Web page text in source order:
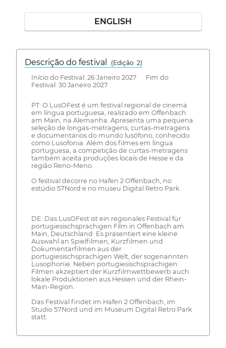
ENGLISH
Descrição do festival
(Edição: 2)
Início do Festival: 26 Janeiro 2027 Fim do
Festival: 30 Janeiro 2027
PT: O LusOFest é um festival regional de cinema
em língua portuguesa, realizado em Offenbach
am Main, na Alemanha. Apresenta uma pequena
seleção de longas-metragens, curtas-metragens
e documentários do mundo lusófono, conhecido
como Lusofonia. Além dos filmes em língua
portuguesa, a competição de curtas-metragens
também aceita produções locais de Hesse e da
região Reno-Meno.
O festival decorre no Hafen 2 Offenbach, no
estúdio 57Nord e no museu Digital Retro Park.
DE: Das LusOFest ist ein regionales Festival für
portugiesischsprachigen Film in Offenbach am
Main, Deutschland. Es präsentiert eine kleine
Auswahl an Spielfilmen, Kurzfilmen und
Dokumentarfilmen aus der
portugiesischsprachigen Welt, der sogenannten
Lusophonie. Neben portugiesischsprachigen
Filmen akzeptiert der Kurzfilmwettbewerb auch
lokale Produktionen aus Hessen und der Rhein-
Main-Region.
Das Festival findet im Hafen 2 Offenbach, im
Studio 57Nord und im Museum Digital Retro Park
statt.